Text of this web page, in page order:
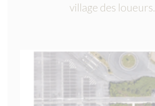
village des loueurs.